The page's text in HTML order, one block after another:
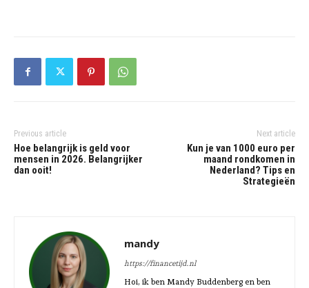
Previous article
Hoe belangrijk is geld voor
mensen in 2026. Belangrijker
dan ooit!
Next article
Kun je van 1000 euro per
maand rondkomen in
Nederland? Tips en
Strategieën
mandy
https://financetijd.nl
Hoi, ik ben Mandy Buddenberg en ben